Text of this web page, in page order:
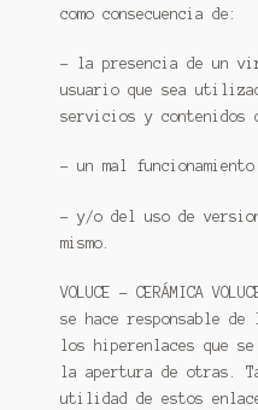
como consecuencia de:
– la presencia de un
usuario que sea
servicios y contenidos
– un mal funcionamiento
– y/o del uso de
mismo.
VOLUCE – CERÁMICA
se hace responsable
los hiperenlaces que
la apertura de otras.
utilidad de estos